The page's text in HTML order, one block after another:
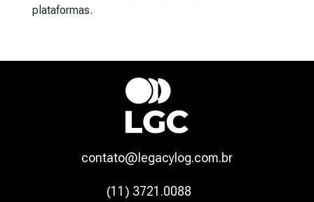
plataformas.
contato@legacylog.com.br
(11) 3721.0088